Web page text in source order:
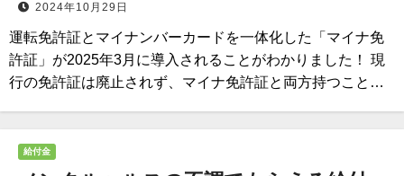
2024年10月29日
運転免許証とマイナンバーカードを一体化した「マイナ免
許証」が2025年3月に導入されることがわかりました！ 現
行の免許証は廃止されず、マイナ免許証と両方持つこと…
給付金